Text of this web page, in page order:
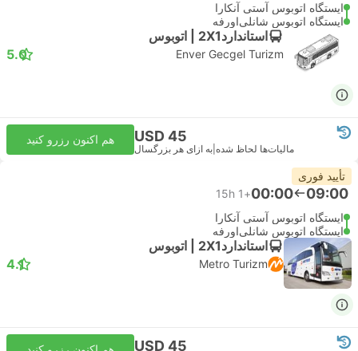
ایستگاه اتوبوس آستی آنکارا
ایستگاه اتوبوس شانلی‌اورفه
استاندارد2X1 | اتوبوس
Enver Gecgel Turizm
5.0
USD 45
مالیات‌ها لحاظ شده به ازای هر بزرگسال
هم اکنون رزرو کنید
تأیید فوری
09:00
00:00
+1
15h
ایستگاه اتوبوس آستی آنکارا
ایستگاه اتوبوس شانلی‌اورفه
استاندارد2X1 | اتوبوس
Metro Turizm
4.1
USD 45